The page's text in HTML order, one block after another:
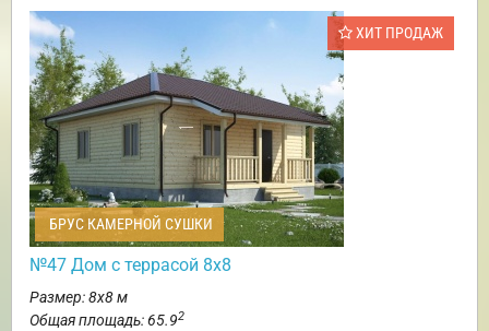
ХИТ ПРОДАЖ
БРУС КАМЕРНОЙ СУШКИ
№47 Дом с террасой 8х8
Размер: 8х8 м
Общая площадь: 65.92